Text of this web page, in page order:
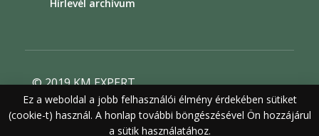
Hírlevél archívum
© 2019 KM EXPERT
Általános szerződési feltételek
Felhasználási feltételek
Adatvédelem
Ez a weboldal a jobb felhasználói élmény érdekében sütiket
(cookie-t) használ. A honlap további böngészésével Ön hozzájárul
a sütik használatához.